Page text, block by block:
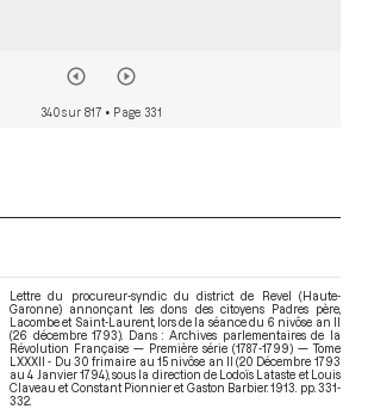
340 sur 817 • Page 331
Lettre du procureur-syndic du district de Revel (Haute-
Garonne) annonçant les dons des citoyens Padres père,
Lacombe et Saint-Laurent, lors de la séance du 6 nivôse an II
(26 décembre 1793). Dans : Archives parlementaires de la
Révolution Française — Première série (1787-1799) — Tome
LXXXII - Du 30 frimaire au 15 nivôse an II (20 Décembre 1793
au 4 Janvier 1794), sous la direction de Lodoïs Lataste et Louis
Claveau et Constant Pionnier et Gaston Barbier. 1913. pp. 331-
332.